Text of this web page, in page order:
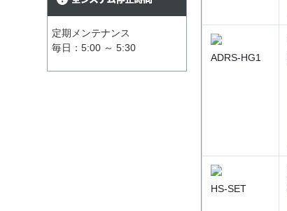
定期メンテナンス
毎日：5:00 ～ 5:30
ADRS-HG1
HS-SET